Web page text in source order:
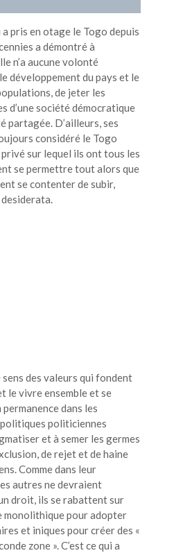
pris en otage le Togo depuis
a démontré à
n’a aucune volonté
développement du pays et le
de jeter les
d’une société démocratique
partagée. D’ailleurs, ses
considéré le Togo
privé sur lequel ils ont tous les
se permettre tout alors que
se contenter de subir,
des valeurs qui fondent
le vivre ensemble et se
dans les
politiciennes
et à semer les germes
de rejet et de haine
Comme dans leur
autres ne devraient
droit, ils se rabattent sur
monolithique pour adopter
et iniques pour créer des «
zone ». C’est ce qui a